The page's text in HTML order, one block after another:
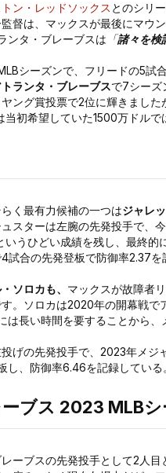
ン・レッドソックス とのシリ
督は、マックスが最後にマウ
ンタ・ブレーブスは 「諸々を検
シーズンで、フリードの5試
トランタ・ブレーブスで7シーズ
ング賞投票で2位に輝きまし
当初希望していた1500万ドルで
く最有力候補の一つはジャレ
スターは左腕の先発投手で、
うひどい成績を残し、最終的
試合の先発登板で防御率2.37を
ソロカも、 マックスが故障者
。ソロカは2020年の開幕戦
は長い時間を要することから、
げの先発投手で、2023年メジ
し、防御率6.46を記録している。
ブス 2023 MLBシ
ーブスの先発投手として2人